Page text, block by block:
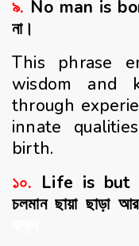
৯. No man is
না।
This phrase
wisdom and
through
innate
birth.
১০. Life is but
চলমান ছায়া ছাড়া